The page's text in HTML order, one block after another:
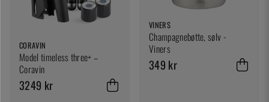
CORAVIN
Model timeless three+ –
Coravin
3249 kr
VINERS
Champagnebøtte, sølv -
Viners
349 kr